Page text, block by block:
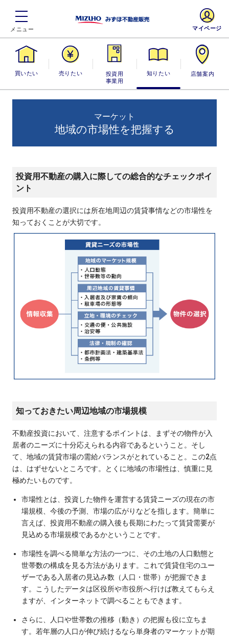
買いたい 売りたい
投資用・事業
用
知りたい 店舗案内
マイページ
マーケット
地域の市場性を把握する
投資用不動産の購入に際しての総合的なチェックポイ
ント
投資用不動産の選択には所在地周辺の賃貸事情などの市場性を
知っておくことが大切です。
知っておきたい周辺地域の市場規模
不動産投資において、注意するポイントは、まずその物件が入
居者のニーズに十分応えられる内容であるということ。そし
て、地域の賃貸市場の需給バランスがとれていること。この2点
は、はずせないところです。とくに地域の市場性は、慎重に見
極めたいものです。
市場性とは、投資した物件を運営する賃貸ニーズの現在の市
場規模、今後の予測、市場の広がりなどを指します。簡単に
言えば、投資用不動産の購入後も長期にわたって賃貸需要が
見込める市場規模であるかということです。
市場性を調べる簡単な方法の一つに、その土地の人口動態と
世帯数の構成を見る方法があります。これで賃貸住宅のユー
ザーである入居者の見込み数（人口・世帯）が把握できま
す。こうしたデータは区役所や市役所へ行けば教えてもらえ
ますが、インターネットで調べることもできます。
さらに、人口や世帯数の推移（動き）の把握も役に立ちま
す。若年層の人口が伸び続けるなら単身者のマーケットが期